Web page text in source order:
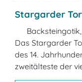
Stargarder
Das Stargarder
des 14.
zweitälteste der